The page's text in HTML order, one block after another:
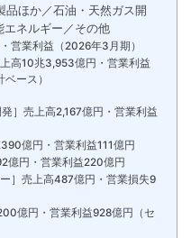
品ほか／石油・天然ガス開
エネルギー／その他
営業利益（2026年3月期）
高10兆3,953億円・営業利益
ース）
］売上高2,167億円・営業利益
億円・営業利益111億円
億円・営業利益220億円
］売上高487億円・営業損失9
億円・営業利益928億円（セ